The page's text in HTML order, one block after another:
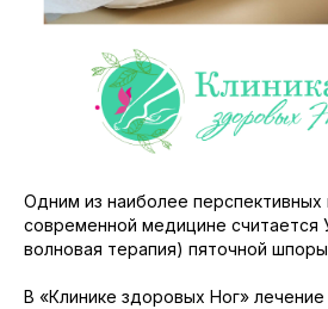
Одним из наиболее
современной медицине считается
волновая терапия) пяточной
В «Клинике здоровых Ног»